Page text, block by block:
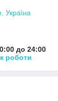
Україна
до 24:00
роботи